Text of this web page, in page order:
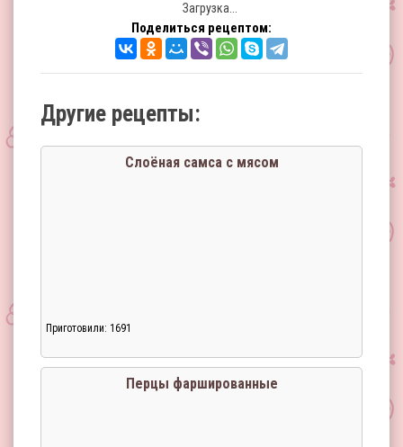
Загрузка...
Поделиться рецептом:
Другие рецепты:
Слоёная самса с мясом
Приготовили: 1691
Перцы фаршированные